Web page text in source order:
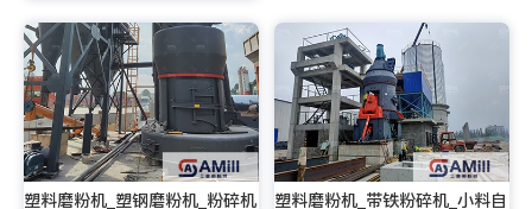
塑料磨粉机_塑钢磨粉机_粉碎机
塑料磨粉机_带铁粉碎机_小料自